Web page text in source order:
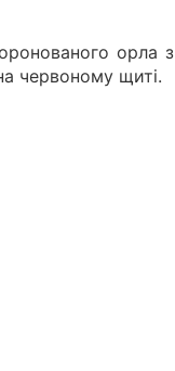
орла з
червоному щиті.